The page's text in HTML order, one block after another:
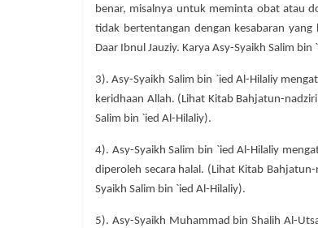
benar, misalnya untuk meminta obat atau
tidak bertentangan dengan kesabaran
Daar Ibnul Jauziy. Karya Asy-Syaikh Salim bin
3). Asy-Syaikh Salim bin `ied Al-Hilaliy
keridhaan Allah. (Lihat Kitab Bahjatun-
Salim bin `ied Al-Hilaliy).
4). Asy-Syaikh Salim bin `ied Al-Hilaliy
diperoleh secara halal. (Lihat Kitab
Syaikh Salim bin `ied Al-Hilaliy).
5). Asy-Syaikh Muhammad bin Shalih Al-